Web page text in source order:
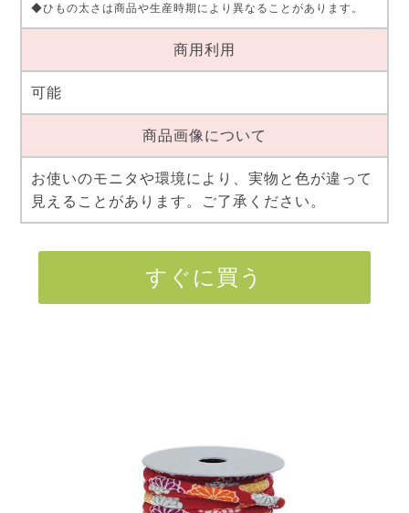
◆ひもの太さは商品や生産時期により異なることがあります。
商用利用
可能
商品画像について
お使いのモニタや環境により、実物と色が違って
見えることがあります。ご了承ください。
すぐに買う